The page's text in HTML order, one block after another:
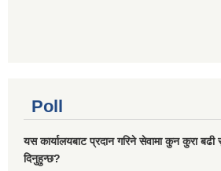
Poll
यस कार्यालयबाट प्रदान गरिने सेवामा कुन कुरा बढी
दिनुहुन्छ?